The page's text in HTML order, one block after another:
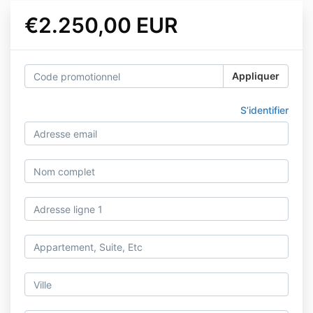
€2.250,00 EUR
Appliquer
S’identifier